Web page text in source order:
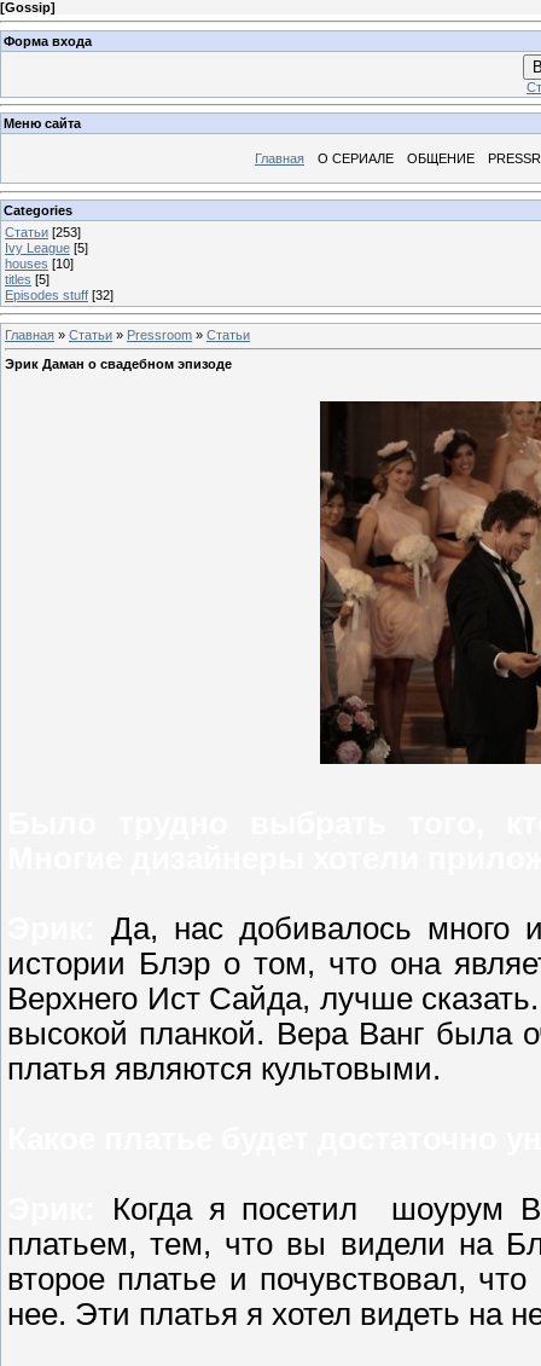
[Gossip]
Форма входа
Меню сайта
Главная О СЕРИАЛЕ ОБЩЕНИЕ
Categories
Статьи [253]
Ivy League [5]
houses [10]
titles [5]
Episodes stuff [32]
Главная » Статьи » Pressroom » Статьи
Эрик Даман о свадебном эпизоде
Да, нас добивалось много
истории Блэр о том, что она
Верхнего Ист Сайда, лучше
высокой планкой. Вера Ванг
платья являются культовыми.
Когда я посетил шоурум
платьем, тем, что вы видели на
второе платье и почувствовал,
нее. Эти платья я хотел видеть на